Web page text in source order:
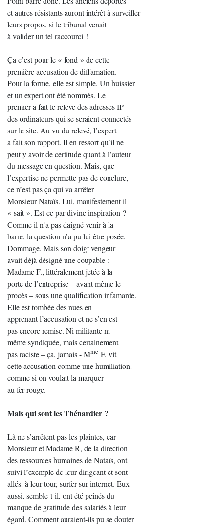
et autres résistants auront intérêt à surveiller
leurs propos, si le tribunal venait
à valider un tel raccourci !
Ça c’est pour le « fond » de cette
première accusation de diffamation.
Pour la forme, elle est simple. Un huissier
et un expert ont été nommés. Le
premier a fait le relevé des adresses IP
des ordinateurs qui se seraient connectés
sur le site. Au vu du relevé, l’expert
a fait son rapport. Il en ressort qu’il ne
peut y avoir de certitude quant à l’auteur
du message en question. Mais, que
l’expertise ne permette pas de conclure,
ce n’est pas ça qui va arrêter
Monsieur Nataïs. Lui, manifestement il
« sait ». Est-ce par divine inspiration ?
Comme il n’a pas daigné venir à la
barre, la question n’a pu lui être posée.
Dommage. Mais son doigt vengeur
avait déjà désigné une coupable :
Madame F., littéralement jetée à la
porte de l’entreprise – avant même le
procès – sous une qualification infamante.
Elle est tombée des nues en
apprenant l’accusation et ne s’en est
pas encore remise. Ni militante ni
même syndiquée, mais certainement
pas raciste – ça, jamais - Mme F. vit
cette accusation comme une humiliation,
comme si on voulait la marquer
au fer rouge.
Mais qui sont les Thénardier ?
Là ne s’arrêtent pas les plaintes, car
Monsieur et Madame R, de la direction
des ressources humaines de Nataïs, ont
suivi l’exemple de leur dirigeant et sont
allés, à leur tour, surfer sur internet. Eux
aussi, semble-t-il, ont été peinés du
manque de gratitude des salariés à leur
égard. Comment auraient-ils pu se douter